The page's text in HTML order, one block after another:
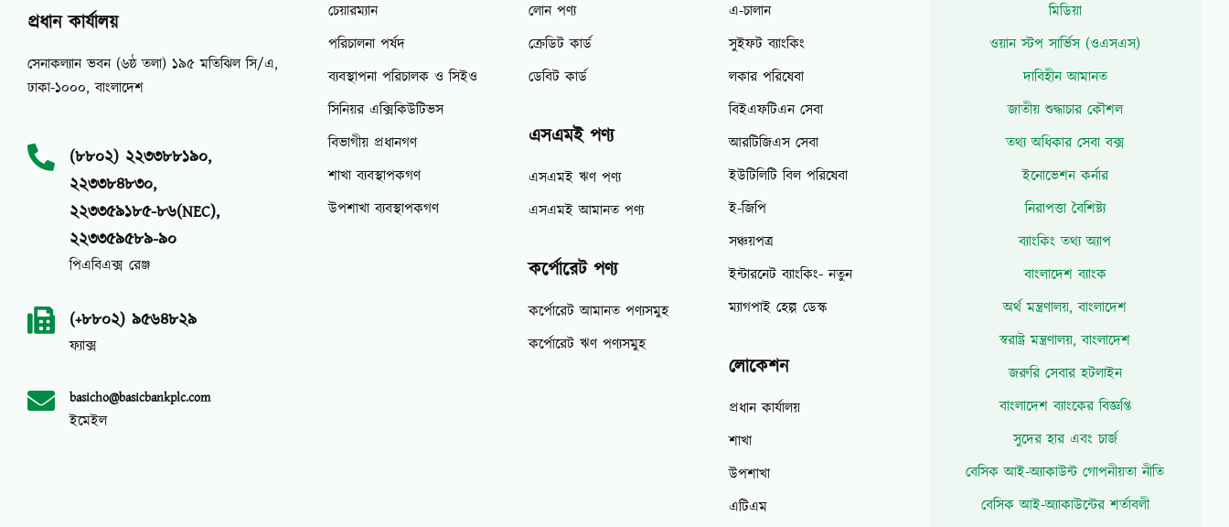
প্রধান কার্যালয়
সেনাকল্যান ভবন (৬ষ্ঠ তলা) ১৯৫ মতিঝিল সি/এ,
ঢাকা-১০০০, বাংলাদেশ
(৮৮০২) ২২৩৩৮৮১৯০,
২২৩৩৮৪৮৩০,
২২৩৩৫৯১৮৫-৮৬(NEC),
২২৩৩৫৯৫৮৯-৯০
পিএবিএক্স রেঞ্জ
(+৮৮০২) ৯৫৬৪৮২৯
ফ্যাক্স
basicho@basicbankplc.com
ইমেইল
চেয়ারম্যান
পরিচালনা পর্ষদ
ব্যবস্থাপনা পরিচালক ও সিইও
সিনিয়র এক্সিকিউটিভস
বিভাগীয় প্রধানগণ
শাখা ব্যবস্থাপকগণ
উপশাখা ব্যবস্থাপকগণ
লোন পণ্য
ক্রেডিট কার্ড
ডেবিট কার্ড
এসএমই পণ্য
এসএমই ঋণ পণ্য
এসএমই আমানত পণ্য
কর্পোরেট পণ্য
কর্পোরেট আমানত পণ্যসমুহ
কর্পোরেট ঋণ পণ্যসমুহ
এ-চালান
সুইফট ব্যাংকিং
লকার পরিষেবা
বিইএফটিএন সেবা
আরটিজিএস সেবা
ইউটিলিটি বিল পরিষেবা
ই-জিপি
সঞ্চয়পত্র
ইন্টারনেট ব্যাংকিং- নতুন
ম্যাগপাই হেল্প ডেস্ক
লোকেশন
প্রধান কার্যালয়
শাখা
উপশাখা
এটিএম
মিডিয়া
ওয়ান স্টপ সার্ভিস (ওএসএস)
দাবিহীন আমানত
জাতীয় শুদ্ধাচার কৌশল
তথ্য অধিকার সেবা বক্স
ইনোভেশন কর্নার
নিরাপত্তা বৈশিষ্ট্য
ব্যাংকিং তথ্য অ্যাপ
বাংলাদেশ ব্যাংক
অর্থ মন্ত্রণালয়, বাংলাদেশ
স্বরাষ্ট্র মন্ত্রণালয়, বাংলাদেশ
জরুরি সেবার হটলাইন
বাংলাদেশ ব্যাংকের বিজ্ঞপ্তি
সুদের হার এবং চার্জ
বেসিক আই-অ্যাকাউন্ট গোপনীয়তা নীতি
বেসিক আই-অ্যাকাউন্টের শর্তাবলী